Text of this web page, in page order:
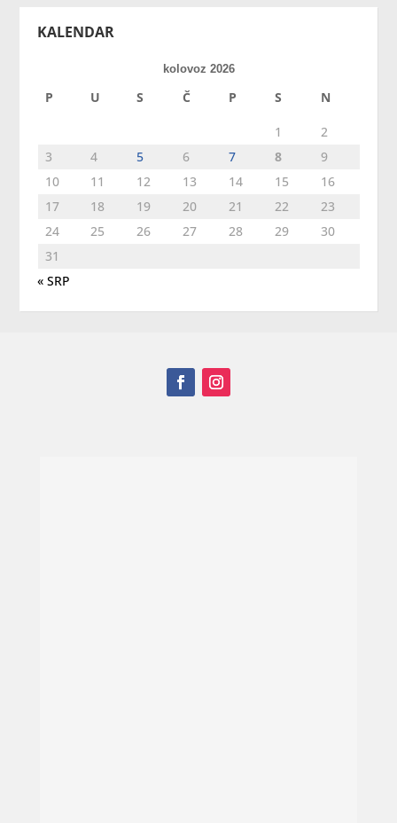
KALENDAR
kolovoz 2026
P U S Č P S N
1
2
3
4 5 6 7 8
9
10
11 12 13 14 15
16
17
18 19 20 21 22
23
24
25 26 27 28 29
30
31
« SRP